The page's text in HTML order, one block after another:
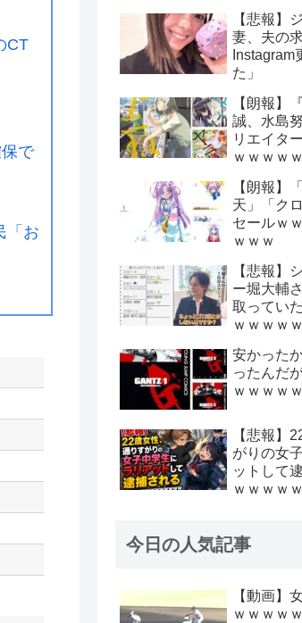
CT
で
「お
【悲報】
妻、夫の
Instagram
た」
【朗報】
誠、水島
リエイタ
ｗｗｗｗｗ
【朗報】
天」「ク
セールｗ
ｗｗｗ
【悲報】
ー堀大輔
取ってい
ｗｗｗｗ
安かった
ったんだ
ｗｗｗｗ
【悲報】
がりの女
ットして
ｗｗｗｗ
今日の人気記事
【動画】
ｗｗｗｗ